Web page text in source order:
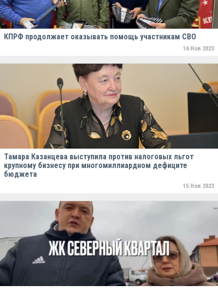
КПРФ продолжает оказывать помощь участникам СВО
16 Ноя 2023
Тамара Казанцева выступила против налоговых льгот
крупному бизнесу при многомиллиардном дефиците
бюджета
15 Ноя 2023